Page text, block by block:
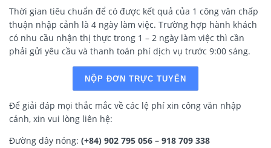
Thời gian tiêu chuẩn để có được kết quả của 1 công văn chấp
thuận nhập cảnh là 4 ngày làm việc. Trường hợp hành khách
có nhu cầu nhận thị thực trong 1 – 2 ngày làm việc thì cần
phải gửi yêu cầu và thanh toán phí dịch vụ trước 9:00 sáng.
NỘP ĐƠN TRỰC TUYẾN
Để giải đáp mọi thắc mắc về các lệ phí xin công văn nhập
cảnh, xin vui lòng liên hệ:
Đường dây nóng: (+84) 902 795 056 – 918 709 338